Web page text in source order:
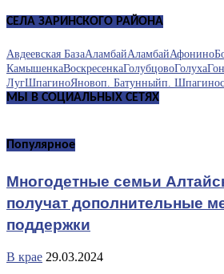
СЕЛА ЗАРИНСКОГО РАЙОНА
Авдеевская БазаАламбайАламбайАфонино
КамышенкаВоскресенкаГолубцовоГолуха
ЛугШпагиноЯновоп. Батунныйп. Шпагино
МЫ В СОЦИАЛЬНЫХ СЕТЯХ
Популярное
Многодетные семьи
получат дополнительные
поддержки
В крае 29.03.2024